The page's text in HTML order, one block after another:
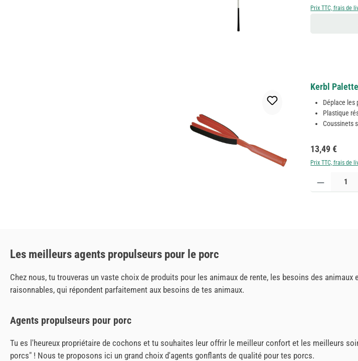
Prix TTC, frais de
Kerbl
Déplace les
Plastique
Coussinets
Prix régulier :
13,49 €
Prix TTC, frais de
Quantité de
Les meilleurs agents propulseurs pour le porc
Chez nous, tu trouveras un vaste choix de produits pour les animaux de rente, les besoins des
raisonnables, qui répondent parfaitement aux besoins de tes animaux.
Agents propulseurs pour porc
Tu es l'heureux propriétaire de cochons et tu souhaites leur offrir le meilleur confort et les meilleurs
porcs" ! Nous te proposons ici un grand choix d'agents gonflants de qualité pour tes porcs.